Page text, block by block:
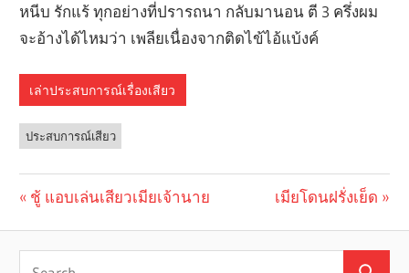
หนีบ รักแร้ ทุกอย่างที่ปรารถนา กลับมานอน ตี 3 ครึ่งผม
จะอ้างได้ไหมว่า เพลียเนื่องจากติดไข้ไอ้แบ้งค์
เล่าประสบการณ์เรื่องเสียว
ประสบการณ์เสียว
navigation
Previous
ชู้ แอบเล่นเสียวเมียเจ้านาย
Next
เมียโดนฝรั่งเย็ด